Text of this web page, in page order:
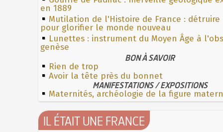
en 1889
Mutilation de l'Histoire de France : détruire
pour glorifier le monde nouveau
Lunettes : instrument du Moyen Âge à
genèse
BON À SAVOIR
Rien de trop
Avoir la tête près du bonnet
MANIFESTATIONS / EXPOSITIONS
Maternités, archéologie de la figure
IL ÉTAIT UNE FRANCE